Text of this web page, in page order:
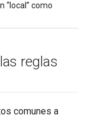
“local” como
reglas
comunes a